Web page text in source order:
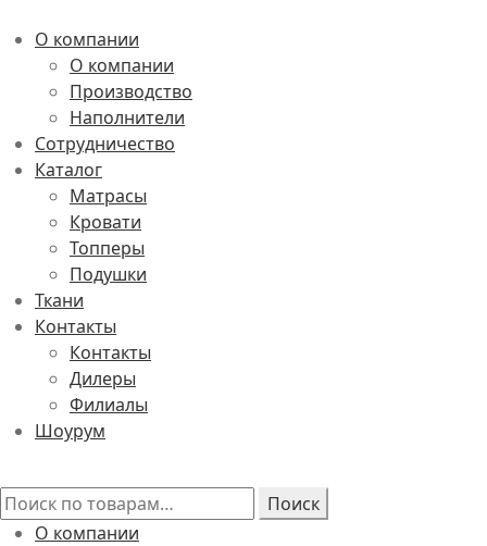
О компании
О компании
Производство
Наполнители
Сотрудничество
Каталог
Матрасы
Кровати
Топперы
Подушки
Ткани
Контакты
Контакты
Дилеры
Филиалы
Шоурум
Искать:
Поиск
О компании